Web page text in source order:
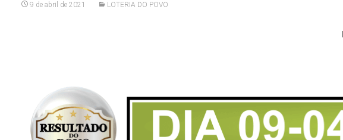
9 de abril de 2021 LOTERIA DO POVO